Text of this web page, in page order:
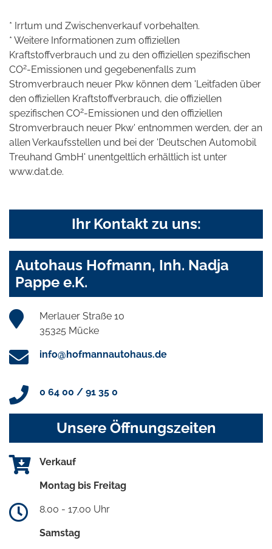
* Irrtum und Zwischenverkauf vorbehalten.
* Weitere Informationen zum offiziellen
Kraftstoffverbrauch und zu den offiziellen spezifischen
CO2-Emissionen und gegebenenfalls zum
Stromverbrauch neuer Pkw können dem 'Leitfaden über
den offiziellen Kraftstoffverbrauch, die offiziellen
spezifischen CO2-Emissionen und den offiziellen
Stromverbrauch neuer Pkw' entnommen werden, der an
allen Verkaufsstellen und bei der 'Deutschen Automobil
Treuhand GmbH' unentgeltlich erhältlich ist unter
www.dat.de.
Ihr Kontakt zu uns:
Autohaus Hofmann, Inh. Nadja
Pappe e.K.
Merlauer Straße 10
35325 Mücke
info@hofmannautohaus.de
0 64 00 / 91 35 0
Unsere Öffnungszeiten
Verkauf
Montag bis Freitag
8.00 - 17.00 Uhr
Samstag